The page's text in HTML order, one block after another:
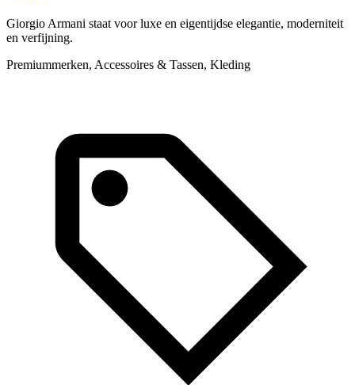
Giorgio Armani staat voor luxe en eigentijdse elegantie, moderniteit
en verfijning.
Premiummerken, Accessoires & Tassen, Kleding